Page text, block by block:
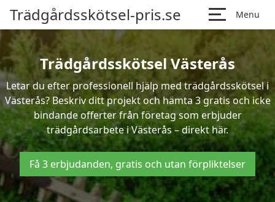
Trädgårdsskötsel-pris.se Menu
Trädgårdsskötsel Västerås
Letar du efter professionell hjälp med trädgårdsskötsel i
Västerås? Beskriv ditt projekt och hämta 3 gratis och icke
bindande offerter från företag som erbjuder
trädgårdsarbete i Västerås – direkt här.
Få 3 erbjudanden, gratis och utan förpliktelser